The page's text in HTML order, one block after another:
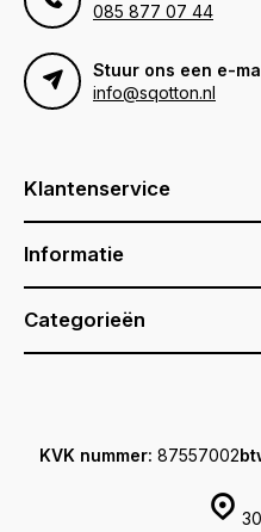
085 877 07 44
Stuur ons een e-
info@sqotton.nl
Klantenservice
Informatie
Categorieën
KVK nummer: 87557002